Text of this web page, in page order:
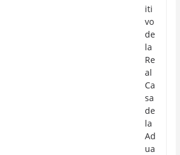
iti
vo
de
la
Re
al
Ca
sa
de
la
Ad
ua